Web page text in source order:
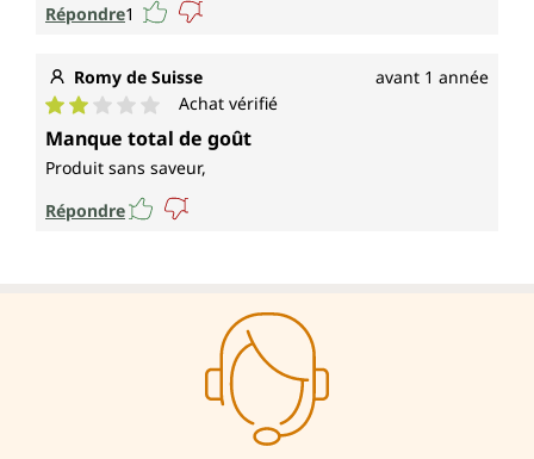
Répondre1
Romy de Suisse avant 1 année
Note moyenne de 2 sur 5 étoiles
Achat vérifié
Manque total de goût
Produit sans saveur,
Répondre